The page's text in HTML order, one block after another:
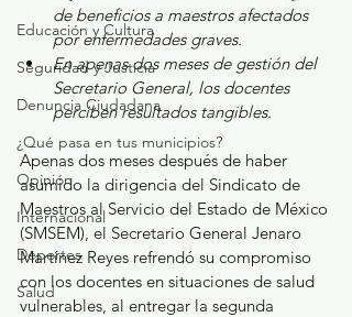
Educación y Cultura
Seguridad y Justicia
Denuncia Ciudadana
¿Qué pasa en tus municipios?
Opinión
Internacional
Deportes
Salud
de beneficios a maestros afectados
por enfermedades graves.
En apenas dos meses de gestión del
Secretario General, los docentes
perciben resultados tangibles.
Apenas dos meses después de haber
asumido la dirigencia del Sindicato de
Maestros al Servicio del Estado de México
(SMSEM), el Secretario General Jenaro
Martínez Reyes refrendó su compromiso
con los docentes en situaciones de salud
vulnerables, al entregar la segunda